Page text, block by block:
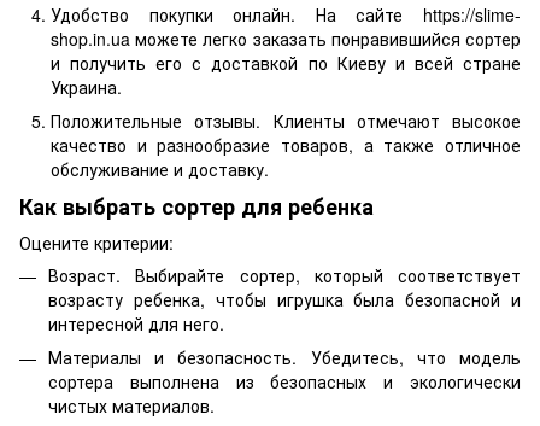
Удобство покупки онлайн. На сайте https://slime-
shop.in.ua можете легко заказать понравившийся сортер
и получить его с доставкой по Киеву и всей стране
Украина.
Положительные отзывы. Клиенты отмечают высокое
качество и разнообразие товаров, а также отличное
обслуживание и доставку.
Как выбрать сортер для ребенка
Оцените критерии:
Возраст. Выбирайте сортер, который соответствует
возрасту ребенка, чтобы игрушка была безопасной и
интересной для него.
Материалы и безопасность. Убедитесь, что модель
сортера выполнена из безопасных и экологически
чистых материалов.